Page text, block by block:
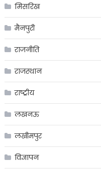
मिसरिख
मैनपुरी
राजनीति
राजस्थान
राष्ट्रीय
लखनऊ
लखीमपुर
विज्ञापन